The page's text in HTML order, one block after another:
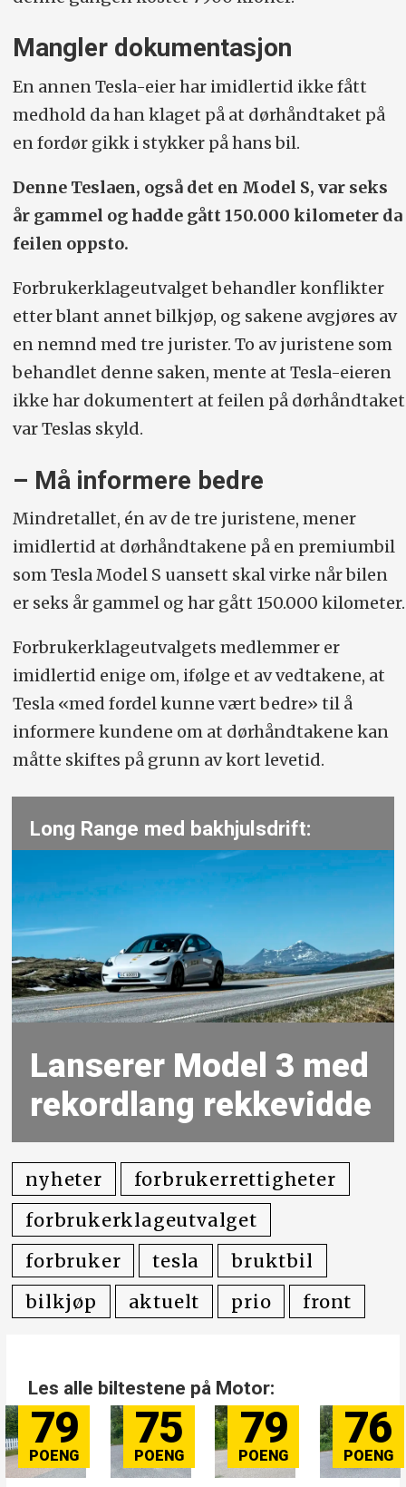
Mangler dokumentasjon
En annen Tesla-eier har imidlertid ikke fått
medhold da han klaget på at dørhåndtaket på
en fordør gikk i stykker på hans bil.
Denne Teslaen, også det en Model S, var seks
år gammel og hadde gått 150.000 kilometer da
feilen oppsto.
Forbrukerklageutvalget behandler konflikter
etter blant annet bilkjøp, og sakene avgjøres av
en nemnd med tre jurister. To av juristene som
behandlet denne saken, mente at Tesla-eieren
ikke har dokumentert at feilen på dørhåndtaket
var Teslas skyld.
– Må informere bedre
Mindretallet, én av de tre juristene, mener
imidlertid at dørhåndtakene på en premiumbil
som Tesla Model S uansett skal virke når bilen
er seks år gammel og har gått 150.000 kilometer.
Forbrukerklageutvalgets medlemmer er
imidlertid enige om, ifølge et av vedtakene, at
Tesla «med fordel kunne vært bedre» til å
informere kundene om at dørhåndtakene kan
måtte skiftes på grunn av kort levetid.
Long Range med bakhjulsdrift:
Lanserer Model 3 med
rekordlang rekkevidde
nyheter
forbrukerrettigheter
forbrukerklageutvalget
forbruker
tesla
bruktbil
bilkjøp
aktuelt prio front
Les alle biltestene på Motor:
79 75 79 76